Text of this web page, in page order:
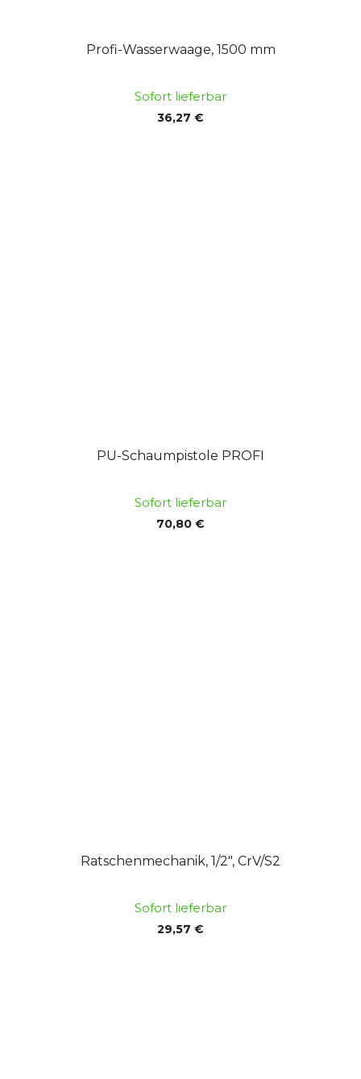
Profi-Wasserwaage, 1500 mm
Sofort lieferbar
36,27 €
PU-Schaumpistole PROFI
Sofort lieferbar
70,80 €
Ratschenmechanik, 1/2", CrV/S2
Sofort lieferbar
29,57 €